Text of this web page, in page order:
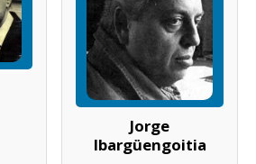
Jorge
Ibargüengoitia